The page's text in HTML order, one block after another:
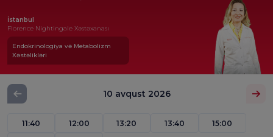
İstanbul
Florence Nightingale Xəstəxanası
Endokrinologiya və Metabolizm
Xəstəlikləri
10 avqust 2026
11:40 12:00 13:20 13:40 15:00